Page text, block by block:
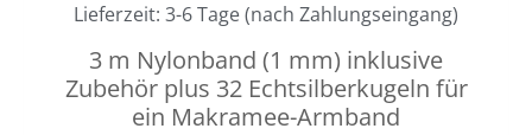
Lieferzeit: 3-6 Tage (nach Zahlungseingang)
3 m Nylonband (1 mm) inklusive
Zubehör plus 32 Echtsilberkugeln für
ein Makramee-Armband